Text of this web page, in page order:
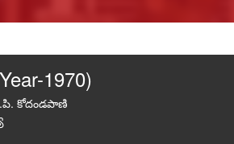
1970)
కోదండపాణి